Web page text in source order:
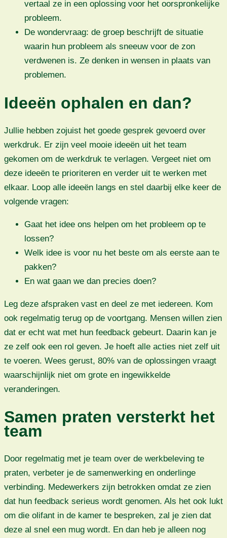
vertaal ze in een oplossing voor het oorspronkelijke
probleem.
De wondervraag: de groep beschrijft de situatie
waarin hun probleem als sneeuw voor de zon
verdwenen is. Ze denken in wensen in plaats van
problemen.
Ideeën ophalen en dan?
Jullie hebben zojuist het goede gesprek gevoerd over
werkdruk. Er zijn veel mooie ideeën uit het team
gekomen om de werkdruk te verlagen. Vergeet niet om
deze ideeën te prioriteren en verder uit te werken met
elkaar. Loop alle ideeën langs en stel daarbij elke keer de
volgende vragen:
Gaat het idee ons helpen om het probleem op te
lossen?
Welk idee is voor nu het beste om als eerste aan te
pakken?
En wat gaan we dan precies doen?
Leg deze afspraken vast en deel ze met iedereen. Kom
ook regelmatig terug op de voortgang. Mensen willen zien
dat er echt wat met hun feedback gebeurt. Daarin kan je
ze zelf ook een rol geven. Je hoeft alle acties niet zelf uit
te voeren. Wees gerust, 80% van de oplossingen vraagt
waarschijnlijk niet om grote en ingewikkelde
veranderingen.
Samen praten versterkt het
team
Door regelmatig met je team over de werkbeleving te
praten, verbeter je de samenwerking en onderlinge
verbinding. Medewerkers zijn betrokken omdat ze zien
dat hun feedback serieus wordt genomen. Als het ook lukt
om die olifant in de kamer te bespreken, zal je zien dat
deze al snel een mug wordt. En dan heb je alleen nog